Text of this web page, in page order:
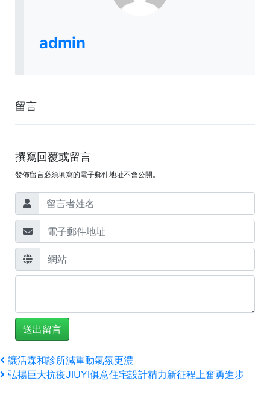
admin
留言
撰寫回覆或留言
發佈留言必須填寫的電子郵件地址不會公開。
文
章
上
一
讓活森和診所減重動氣氛更濃
下
弘揚巨大抗疫JIUYI俱意住宅設計精力新征程上奮勇進步